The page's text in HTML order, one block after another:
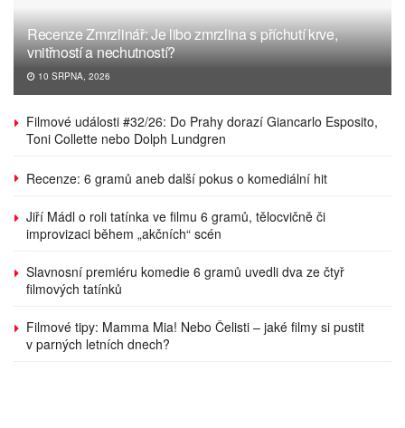
Recenze Zmrzlinář: Je libo zmrzlina s příchutí krve,
vnitřností a nechutností?
10 SRPNA, 2026
Filmové události #32/26: Do Prahy dorazí Giancarlo Esposito,
Toni Collette nebo Dolph Lundgren
Recenze: 6 gramů aneb další pokus o komediální hit
Jiří Mádl o roli tatínka ve filmu 6 gramů, tělocvičně či
improvizaci během „akčních“ scén
Slavnosní premiéru komedie 6 gramů uvedli dva ze čtyř
filmových tatínků
Filmové tipy: Mamma Mia! Nebo Čelisti – jaké filmy si pustit
v parných letních dnech?